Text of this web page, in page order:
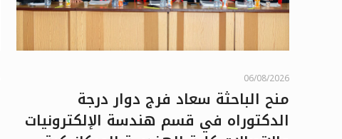
06/08/2026
منح الباحثة سعاد فرج دوار درجة
الدكتوراه في قسم هندسة الإلكترونيات